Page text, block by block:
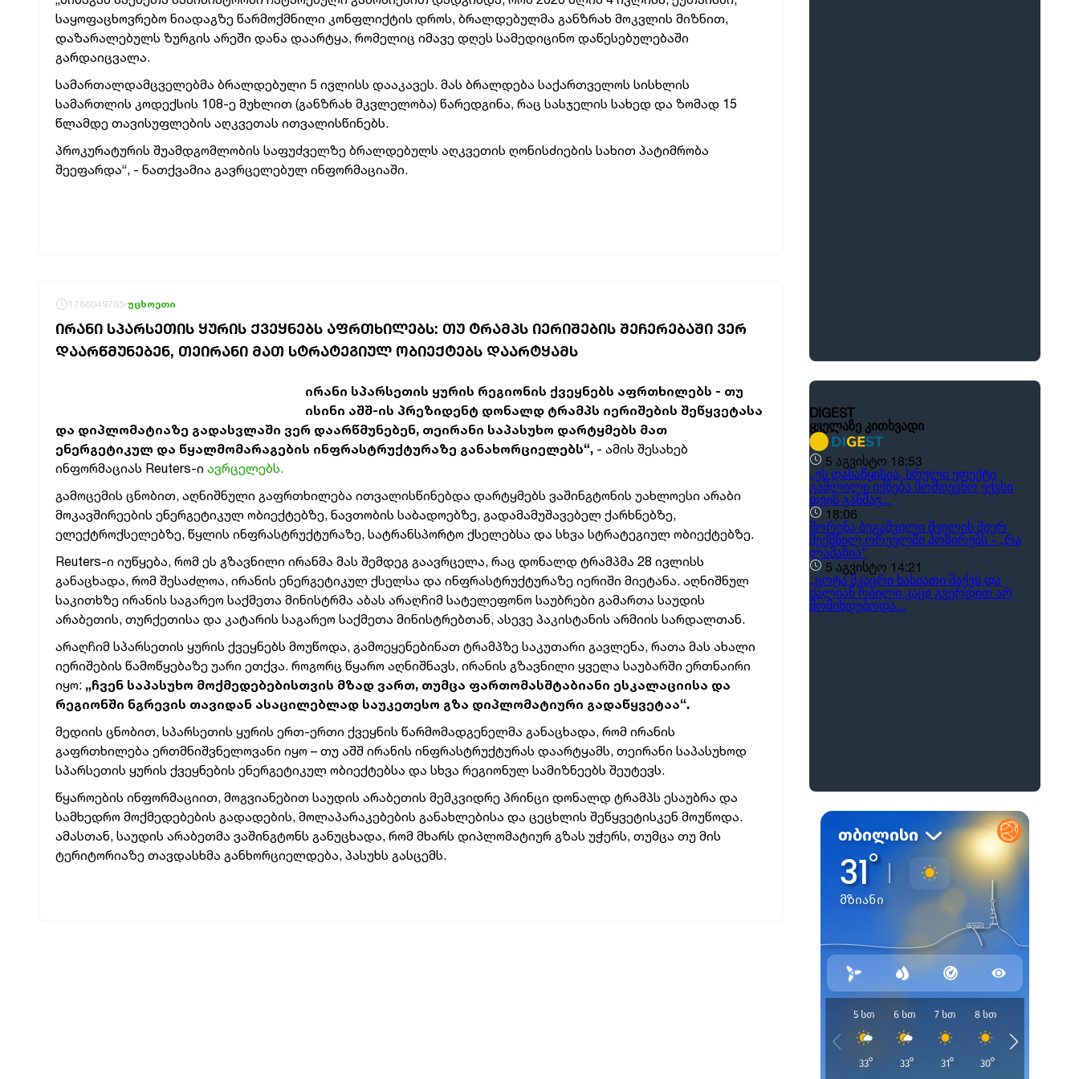
საყოფაცხოვრებო ნიადაგზე წარმოქმნილი კონფლიქტის დროს, ბრალდებულმა განზრახ მოკვლის მიზნით,
დაზარალებულს ზურგის არეში დანა დაარტყა, რომელიც იმავე დღეს სამედიცინო დაწესებულებაში
გარდაიცვალა.
სამართალდამცველებმა ბრალდებული 5 ივლისს დააკავეს. მას ბრალდება საქართველოს სისხლის
სამართლის კოდექსის 108-ე მუხლით (განზრახ მკვლელობა) წარედგინა, რაც სასჯელის სახედ და ზომად 15
წლამდე თავისუფლების აღკვეთას ითვალისწინებს.
პროკურატურის შუამდგომლობის საფუძველზე ბრალდებულს აღკვეთის ღონისძიების სახით პატიმრობა
შეეფარდა“, - ნათქვამია გავრცელებულ ინფორმაციაში.
1786049765 უცხოეთი
ᲘᲠᲐᲜᲘ ᲡᲞᲐᲠᲡᲔᲗᲘᲡ ᲧᲣᲠᲘᲡ ᲥᲕᲔᲧᲜᲔᲑᲡ ᲐᲤᲠᲗᲮᲘᲚᲔᲑᲡ: ᲗᲣ ᲢᲠᲐᲛᲞᲡ ᲘᲔᲠᲘᲨᲔᲑᲘᲡ ᲨᲔᲩᲔᲠᲔᲑᲐᲨᲘ ᲕᲔᲠ
ᲓᲐᲐᲠᲬᲛᲣᲜᲔᲑᲔᲜ, ᲗᲔᲘᲠᲐᲜᲘ ᲛᲐᲗ ᲡᲢᲠᲐᲢᲔᲒᲘᲣᲚ ᲝᲑᲘᲔᲥᲢᲔᲑᲡ ᲓᲐᲐᲠᲢᲧᲐᲛᲡ
ირანი სპარსეთის ყურის რეგიონის ქვეყნებს აფრთხილებს - თუ
ისინი აშშ-ის პრეზიდენტ დონალდ ტრამპს იერიშების შეწყვეტასა
და დიპლომატიაზე გადასვლაში ვერ დაარწმუნებენ, თეირანი საპასუხო დარტყმებს მათ
ენერგეტიკულ და წყალმომარაგების ინფრასტრუქტურაზე განახორციელებს“, - ამის შესახებ
ინფორმაციას Reuters-ი ავრცელებს.
გამოცემის ცნობით, აღნიშნული გაფრთხილება ითვალისწინებდა დარტყმებს ვაშინგტონის უახლოესი არაბი
მოკავშირეების ენერგეტიკულ ობიექტებზე, ნავთობის საბადოებზე, გადამამუშავებელ ქარხნებზე,
ელექტროქსელებზე, წყლის ინფრასტრუქტურაზე, სატრანსპორტო ქსელებსა და სხვა სტრატეგიულ ობიექტებზე.
Reuters-ი იუწყება, რომ ეს გზავნილი ირანმა მას შემდეგ გაავრცელა, რაც დონალდ ტრამპმა 28 ივლისს
განაცხადა, რომ შესაძლოა, ირანის ენერგეტიკულ ქსელსა და ინფრასტრუქტურაზე იერიში მიეტანა. აღნიშნულ
საკითხზე ირანის საგარეო საქმეთა მინისტრმა აბას არაღჩიმ სატელეფონო საუბრები გამართა საუდის
არაბეთის, თურქეთისა და კატარის საგარეო საქმეთა მინისტრებთან, ასევე პაკისტანის არმიის სარდალთან.
არაღჩიმ სპარსეთის ყურის ქვეყნებს მოუწოდა, გამოეყენებინათ ტრამპზე საკუთარი გავლენა, რათა მას ახალი
იერიშების წამოწყებაზე უარი ეთქვა. როგორც წყარო აღნიშნავს, ირანის გზავნილი ყველა საუბარში ერთნაირი
იყო: „ჩვენ საპასუხო მოქმედებებისთვის მზად ვართ, თუმცა ფართომასშტაბიანი ესკალაციისა და
რეგიონში ნგრევის თავიდან ასაცილებლად საუკეთესო გზა დიპლომატიური გადაწყვეტაა“.
მედიის ცნობით, სპარსეთის ყურის ერთ-ერთი ქვეყნის წარმომადგენელმა განაცხადა, რომ ირანის
გაფრთხილება ერთმნიშვნელოვანი იყო – თუ აშშ ირანის ინფრასტრუქტურას დაარტყამს, თეირანი საპასუხოდ
სპარსეთის ყურის ქვეყნების ენერგეტიკულ ობიექტებსა და სხვა რეგიონულ სამიზნეებს შეუტევს.
წყაროების ინფორმაციით, მოგვიანებით საუდის არაბეთის მემკვიდრე პრინცი დონალდ ტრამპს ესაუბრა და
სამხედრო მოქმედებების გადადების, მოლაპარაკებების განახლებისა და ცეცხლის შეწყვეტისკენ მოუწოდა.
ამასთან, საუდის არაბეთმა ვაშინგტონს განუცხადა, რომ მხარს დიპლომატიურ გზას უჭერს, თუმცა თუ მის
ტერიტორიაზე თავდასხმა განხორციელდება, პასუხს გასცემს.